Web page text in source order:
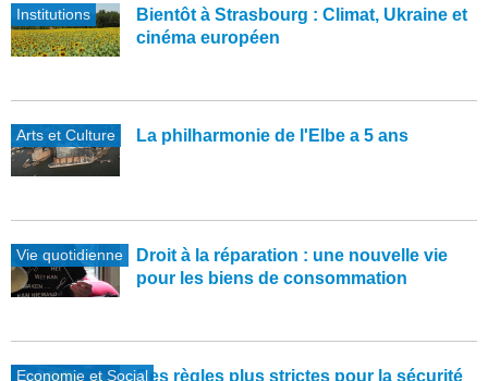
Institutions
Bientôt à Strasbourg : Climat, Ukraine et
cinéma européen
Arts et Culture La philharmonie de l'Elbe a 5 ans
Vie quotidienne
Droit à la réparation : une nouvelle vie
pour les biens de consommation
Economie et SocialDes règles plus strictes pour la sécurité